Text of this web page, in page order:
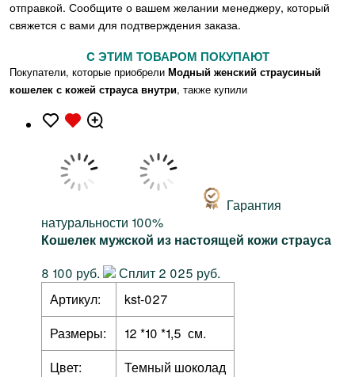
отправкой. Сообщите о вашем желании менеджеру, который
свяжется с вами для подтверждения заказа.
C ЭТИМ ТОВАРОМ ПОКУПАЮТ
Покупатели, которые приобрели Модный женский страусиный
кошелек с кожей страуса внутри, также купили
Гарантия
натуральности 100%
Кошелек мужской из настоящей кожи страуса
8 100 руб.
Сплит 2 025 руб.
Артикул:
kst-027
Размеры:
12 *10 *1,5 см.
Цвет:
Темный шоколад